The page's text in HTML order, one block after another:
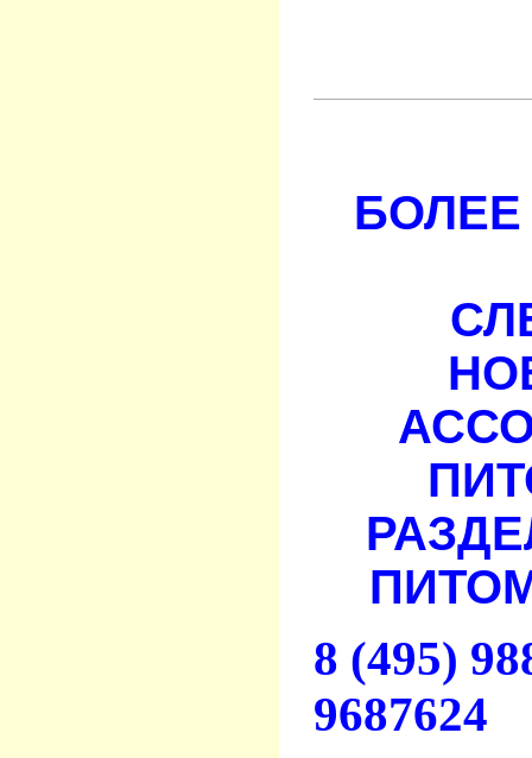
БОЛЕЕ
8 (495)
9687624